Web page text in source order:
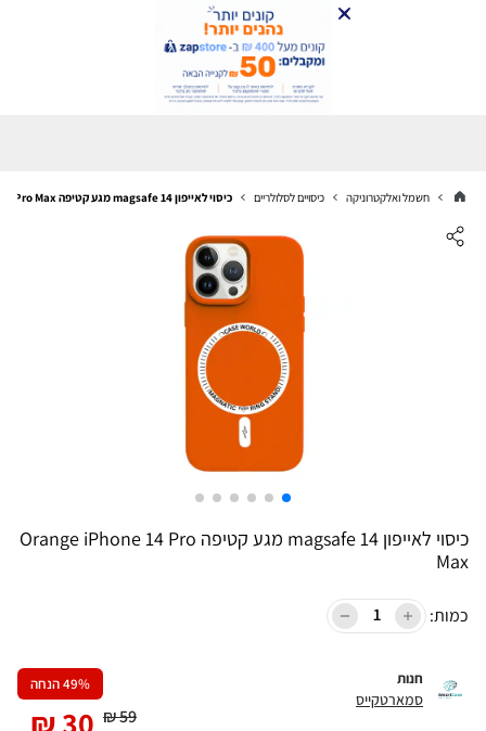
חשמל ואלקטרוניקה כיסויים לסלולריים כיסוי לאייפון 14 magsafe מגע קטיפה Orange iPhone 14 Pro Max
כיסוי לאייפון 14 magsafe מגע קטיפה Orange iPhone 14 Pro
Max
כמות:
חנות
סמארטקייס
49% הנחה
59
₪
30
₪